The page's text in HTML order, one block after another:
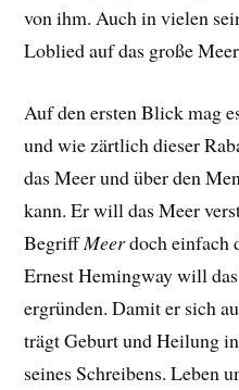
von ihm. Auch in vielen
Loblied auf das große
Auf den ersten Blick mag
und wie zärtlich dieser
das Meer und über den
kann. Er will das Meer
BegriffMeerdoch einfach
Ernest Hemingway will
ergründen. Damit er sich
trägt Geburt und Heilung
seines Schreibens. Leben